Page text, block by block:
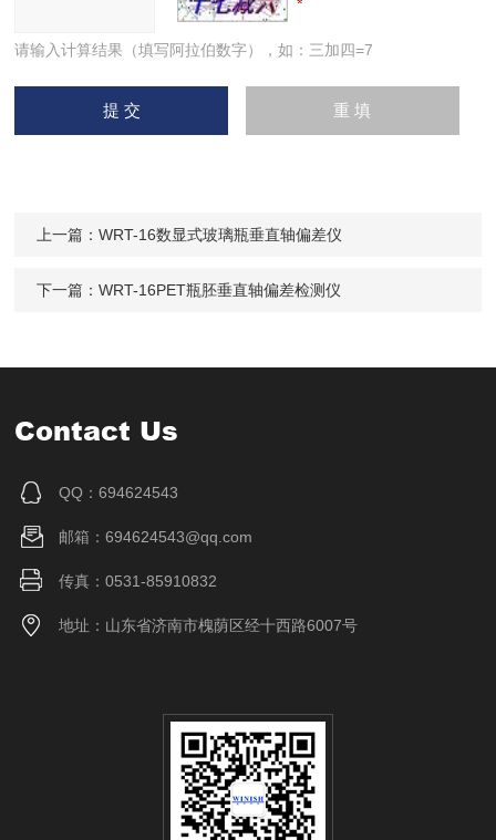
请输入计算结果（填写阿拉伯数字），如：三加四=7
上一篇：WRT-16数显式玻璃瓶垂直轴偏差仪
下一篇：WRT-16PET瓶胚垂直轴偏差检测仪
Contact Us
QQ：694624543
邮箱：694624543@qq.com
传真：0531-85910832
地址：山东省济南市槐荫区经十西路6007号